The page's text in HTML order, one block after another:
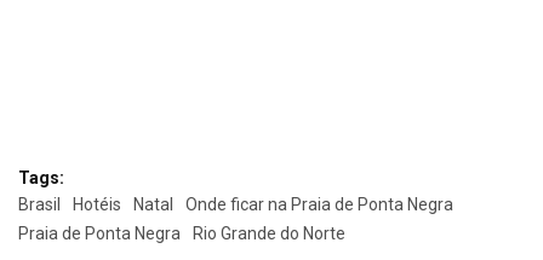
Tags:
Brasil
Hotéis Natal
Onde ficar na Praia de Ponta Negra
Praia de Ponta Negra
Rio Grande do Norte